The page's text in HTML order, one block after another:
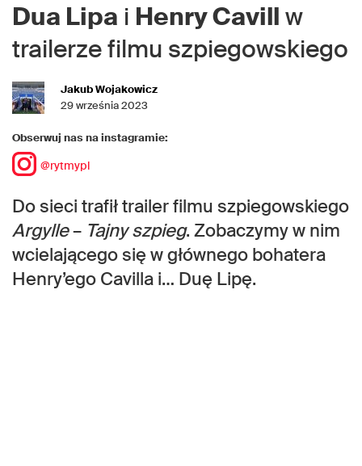
Dua Lipa i Henry Cavill w
trailerze filmu szpiegowskiego
Jakub Wojakowicz
29 września 2023
Obserwuj nas na instagramie:
@rytmypl
Do sieci trafił trailer filmu szpiegowskiego
Argylle– Tajny szpieg. Zobaczymy w nim
wcielającego się w głównego bohatera
Henry’ego Cavilla i… Duę Lipę.